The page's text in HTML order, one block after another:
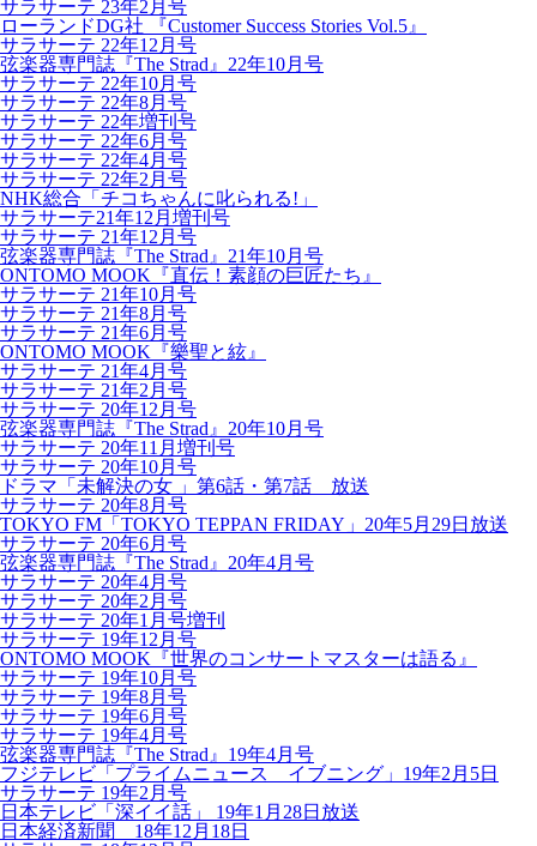
サラサーテ 23年2月号
ローランドDG社 『Customer Success Stories Vol.5』
サラサーテ 22年12月号
弦楽器専門誌『The Strad』22年10月号
サラサーテ 22年10月号
サラサーテ 22年8月号
サラサーテ 22年増刊号
サラサーテ 22年6月号
サラサーテ 22年4月号
サラサーテ 22年2月号
NHK総合「チコちゃんに叱られる!」
サラサーテ21年12月増刊号
サラサーテ 21年12月号
弦楽器専門誌『The Strad』21年10月号
ONTOMO MOOK『直伝！素顔の巨匠たち』
サラサーテ 21年10月号
サラサーテ 21年8月号
サラサーテ 21年6月号
ONTOMO MOOK『樂聖と絃』
サラサーテ 21年4月号
サラサーテ 21年2月号
サラサーテ 20年12月号
弦楽器専門誌『The Strad』20年10月号
サラサーテ 20年11月増刊号
サラサーテ 20年10月号
ドラマ「未解決の女 」第6話・第7話 放送
サラサーテ 20年8月号
TOKYO FM「TOKYO TEPPAN FRIDAY」20年5月29日放送
サラサーテ 20年6月号
弦楽器専門誌『The Strad』20年4月号
サラサーテ 20年4月号
サラサーテ 20年2月号
サラサーテ 20年1月号増刊
サラサーテ 19年12月号
ONTOMO MOOK『世界のコンサートマスターは語る』
サラサーテ 19年10月号
サラサーテ 19年8月号
サラサーテ 19年6月号
サラサーテ 19年4月号
弦楽器専門誌『The Strad』19年4月号
フジテレビ「プライムニュース イブニング」19年2月5日
サラサーテ 19年2月号
日本テレビ「深イイ話」 19年1月28日放送
日本経済新聞 18年12月18日